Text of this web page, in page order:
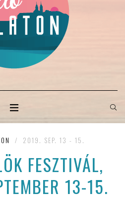
/ 2019. SEP. 13 - 15.
FESZTIVÁL,
13-15.